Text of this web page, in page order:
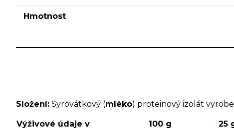
Hmotnost
Složení: Syrovátkový (mléko) proteinový izolát
Výživové údaje v 100 g 25